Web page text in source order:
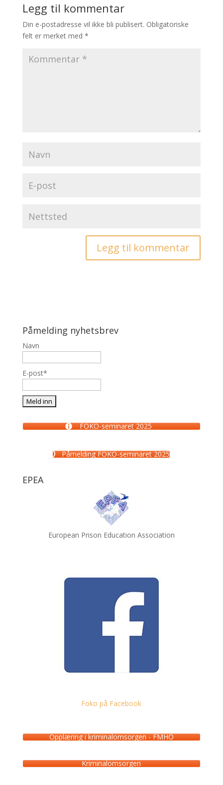
Legg til kommentar
Din e-postadresse vil ikke bli publisert. Obligatoriske
felt er merket med *
Påmelding nyhetsbrev
Navn
E-post*
FOKO-seminaret 2025
Påmelding FOKO-seminaret 2025
EPEA
European Prison Education Association
Foko på Facebook
Opplæring i kriminalomsorgen - FMHO
Kriminalomsorgen